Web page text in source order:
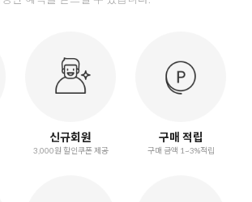
신규회원
3,000원 할인쿠폰 제공
구매 적립
구매 금액 1~3%적립